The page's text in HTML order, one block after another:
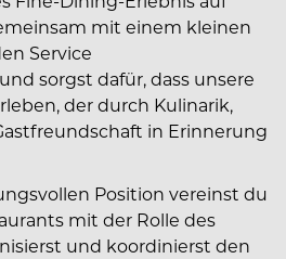
mit einem kleinen
Service
sorgst dafür, dass unsere
der durch Kulinarik,
in Erinnerung
Position vereinst du
mit der Rolle des
und koordinierst den